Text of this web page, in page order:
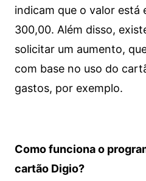
indicam que o valor está
300,00. Além disso,
solicitar um aumento,
com base no uso do
gastos, por exemplo.
Como funciona o
cartão Digio?